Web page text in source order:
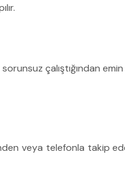
çalıştığından
veya telefonla takip